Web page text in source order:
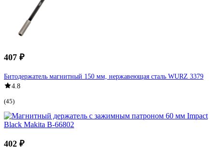
407 ₽
Битодержатель магнитный 150 мм, нержавеющая сталь WURZ 3379
4.8
(45)
402 ₽